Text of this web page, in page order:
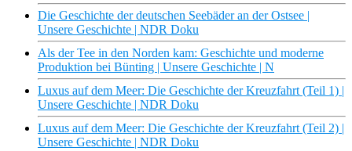
Die Geschichte der deutschen Seebäder an der Ostsee |
Unsere Geschichte | NDR Doku
Als der Tee in den Norden kam: Geschichte und moderne
Produktion bei Bünting | Unsere Geschichte | N
Luxus auf dem Meer: Die Geschichte der Kreuzfahrt (Teil 1) |
Unsere Geschichte | NDR Doku
Luxus auf dem Meer: Die Geschichte der Kreuzfahrt (Teil 2) |
Unsere Geschichte | NDR Doku